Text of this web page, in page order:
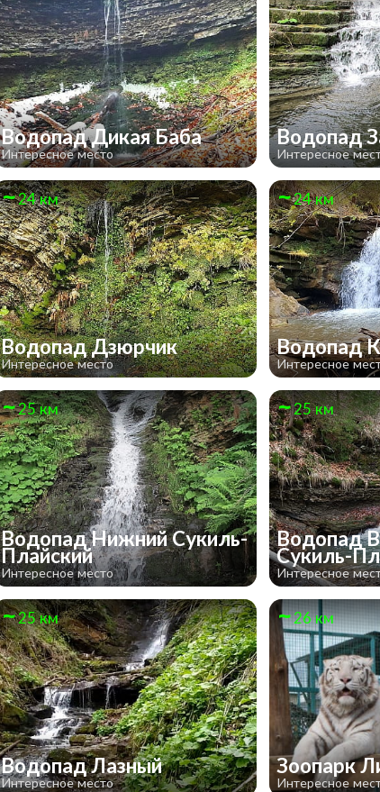
Водопад Дикая Баба
Интересное место
Водопад
Интересное
24 км
Водопад Дзюрчик
Интересное место
24 км
Водопад
Интересное
25 км
Водопад Нижний Сукиль-
Плайский
Интересное место
25 км
Водопад
Сукиль-
Интересное
25 км
Водопад Лазный
Интересное место
26 км
Зоопарк
Интересное